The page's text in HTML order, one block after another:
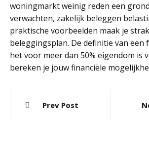
woningmarkt weinig reden een
verwachten, zakelijk beleggen
praktische voorbeelden maak je
beleggingsplan. De definitie van een
het voor meer dan 50% eigendom is
bereken je jouw financiële
navigation
Prev Post